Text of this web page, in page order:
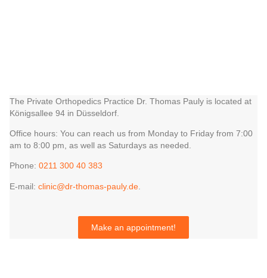
The Private Orthopedics Practice Dr. Thomas Pauly is located at
Königsallee 94 in Düsseldorf.
Office hours: You can reach us from Monday to Friday from 7:00
am to 8:00 pm, as well as Saturdays as needed.
Phone: 0211 300 40 383
E-mail: clinic@dr-thomas-pauly.de
Make an appointment!